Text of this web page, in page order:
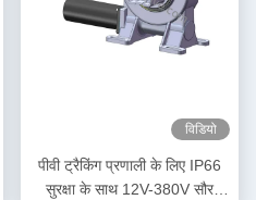
विडियो
पीवी ट्रैकिंग प्रणाली के लिए IP66
सुरक्षा के साथ 12V-380V सौर